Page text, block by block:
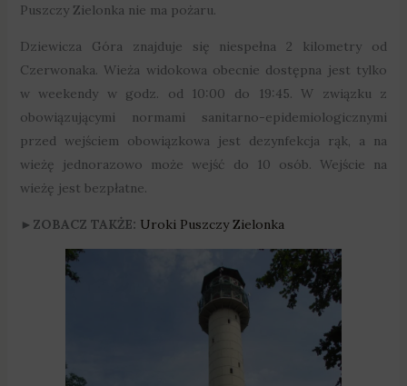
Puszczy Zielonka nie ma pożaru.
Dziewicza Góra znajduje się niespełna 2 kilometry od
Czerwonaka. Wieża widokowa obecnie dostępna jest tylko
w weekendy w godz. od 10:00 do 19:45. W związku z
obowiązującymi normami sanitarno-epidemiologicznymi
przed wejściem obowiązkowa jest dezynfekcja rąk, a na
wieżę jednorazowo może wejść do 10 osób. Wejście na
wieżę jest bezpłatne.
►ZOBACZ TAKŻE: Uroki Puszczy Zielonka